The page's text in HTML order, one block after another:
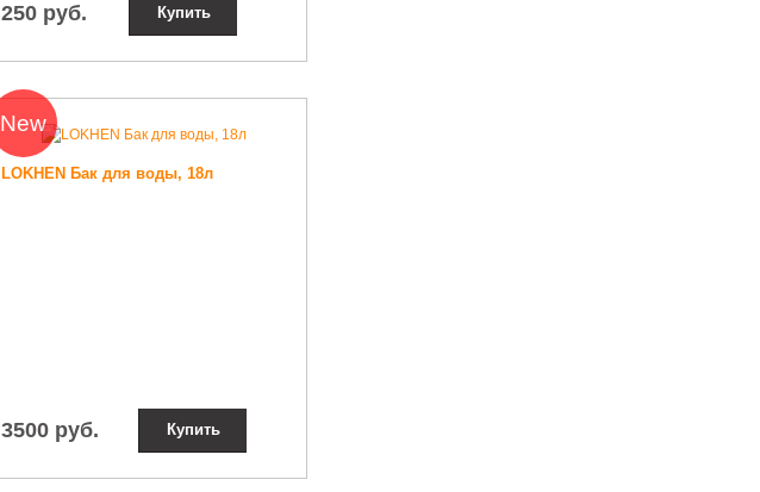
250 руб. Купить
New
LOKHEN Бак для воды, 18л
3500 руб. Купить